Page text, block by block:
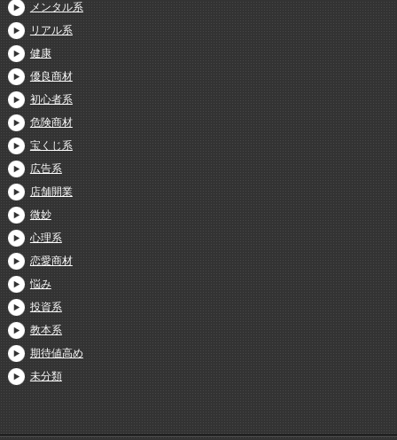
メンタル系
リアル系
健康
優良商材
初心者系
危険商材
宝くじ系
広告系
店舗開業
微妙
心理系
恋愛商材
悩み
投資系
教本系
期待値高め
未分類